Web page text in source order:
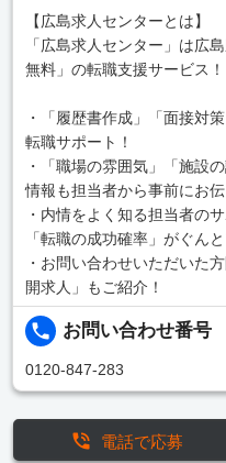
【広島求人センターとは】
「広島求人センター」は広
無料」の転職支援サービス！
・「履歴書作成」「面接対
転職サポート！
・「職場の雰囲気」「施設
情報も担当者から事前にお伝
・内情をよく知る担当者の
「転職の成功確率」がぐんと
・お問い合わせいただいた
開求人」もご紹介！
お問い合わせ番号
0120-847-283
電話で応募